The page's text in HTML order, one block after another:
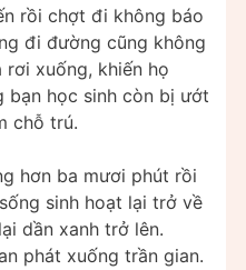
rồi chợt đi không báo
đi đường cũng không
xuống, khiến họ
bạn học sinh còn bị ướt
chỗ trú.
hơn ba mươi phút rồi
sinh hoạt lại trở về
dần xanh trở lên.
phát xuống trần gian.